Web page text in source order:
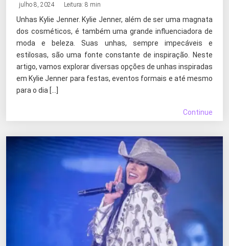
julho 8, 2024 Leitura: 8 min
Unhas Kylie Jenner. Kylie Jenner, além de ser uma magnata
dos cosméticos, é também uma grande influenciadora de
moda e beleza. Suas unhas, sempre impecáveis e
estilosas, são uma fonte constante de inspiração. Neste
artigo, vamos explorar diversas opções de unhas inspiradas
em Kylie Jenner para festas, eventos formais e até mesmo
para o dia […]
Continue